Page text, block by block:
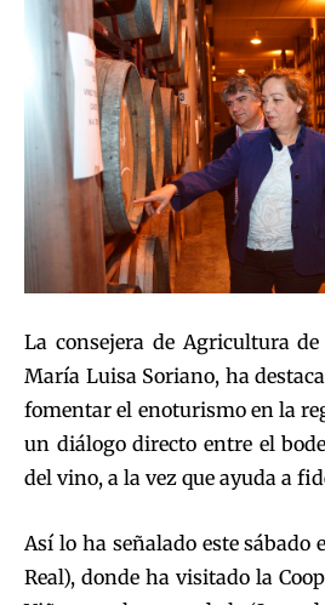
La consejera de Agricultura
María Luisa Soriano, ha
fomentar el enoturismo en la
un diálogo directo entre el
del vino, a la vez que ayuda a
Así lo ha señalado este sábado
Real), donde ha visitado la